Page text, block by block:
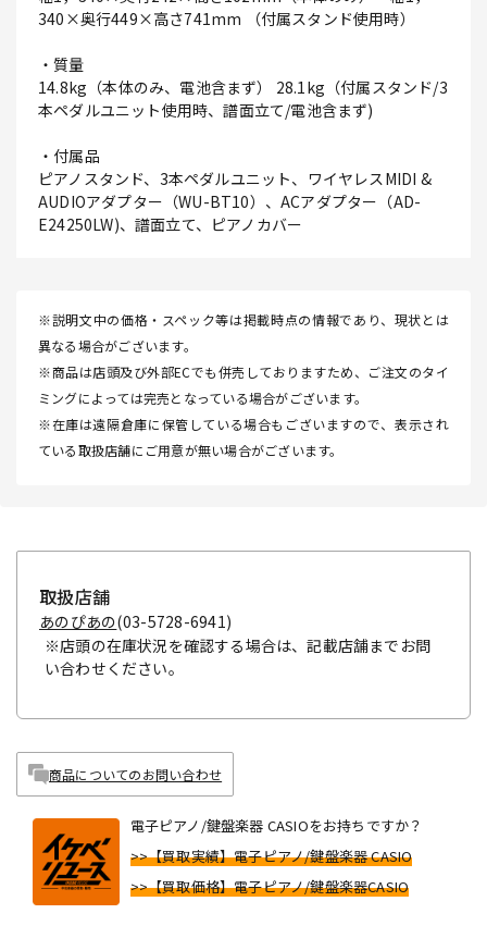
340×奥行449×高さ741mm （付属スタンド使用時）
・質量
14.8kg（本体のみ、電池含まず） 28.1kg（付属スタンド/3
本ペダルユニット使用時、譜面立て/電池含まず)
・付属品
ピアノスタンド、3本ペダルユニット、ワイヤレスMIDI &
AUDIOアダプター（WU-BT10）、ACアダプター（AD-
E24250LW)、譜面立て、ピアノカバー
※説明文中の価格・スペック等は掲載時点の情報であり、現状とは
異なる場合がございます。
※商品は店頭及び外部ECでも併売しておりますため、ご注文のタイ
ミングによっては完売となっている場合がございます。
※在庫は遠隔倉庫に保管している場合もございますので、表示され
ている取扱店舗にご用意が無い場合がございます。
取扱店舗
あのぴあの(03-5728-6941)
※店頭の在庫状況を確認する場合は、記載店舗までお問
い合わせください。
商品についてのお問い合わせ
電子ピアノ/鍵盤楽器 CASIOをお持ちですか？
>>【買取実績】電子ピアノ/鍵盤楽器 CASIO
>>【買取価格】電子ピアノ/鍵盤楽器CASIO